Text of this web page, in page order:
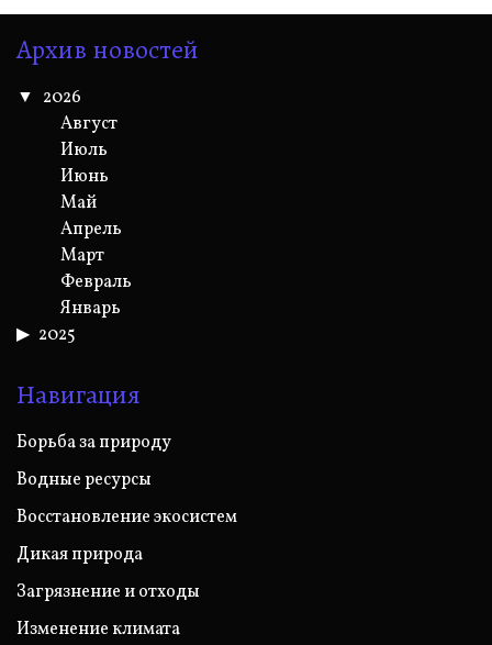
Архив новостей
2026
Август
Июль
Июнь
Май
Апрель
Март
Февраль
Январь
2025
Навигация
Борьба за природу
Водные ресурсы
Восстановление экосистем
Дикая природа
Загрязнение и отходы
Изменение климата